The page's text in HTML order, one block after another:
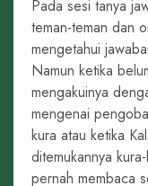
Pada sesi tanya
teman-teman dan
mengetahui
Namun ketika
mengakuinya
mengenai
kura atau ketika
ditemukannya
pernah membaca